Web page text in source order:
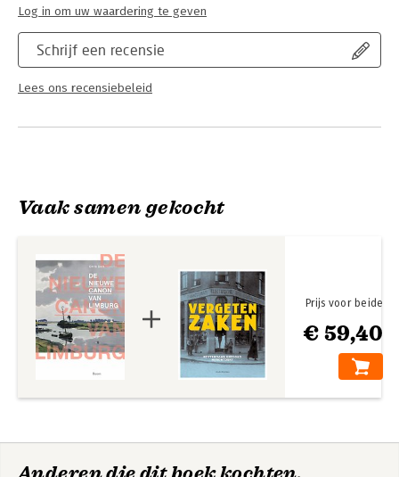
Schrijf een recensie
Lees ons recensiebeleid
Log in om uw waardering te geven
Vaak samen gekocht
€ 59,40
Prijs voor beide